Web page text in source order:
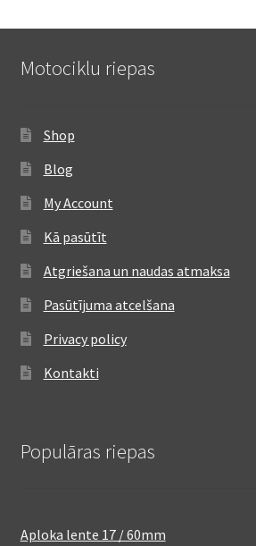
Motociklu riepas
Shop
Blog
My Account
Kā pasūtīt
Atgriešana un naudas atmaksa
Pasūtījuma atcelšana
Privacy policy
Kontakti
Populāras riepas
Aploka lente 17 / 60mm